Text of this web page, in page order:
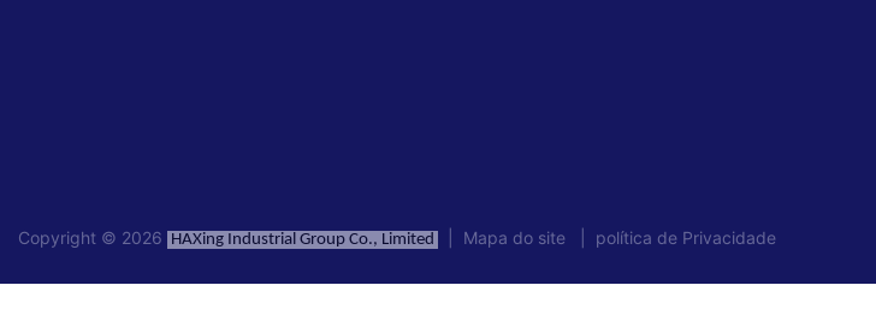
Copyright © 2026 HAXing Industrial Group Co., Limited Mapa do site política de Privacidade